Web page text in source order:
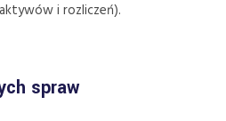
i rozliczeń).
spraw